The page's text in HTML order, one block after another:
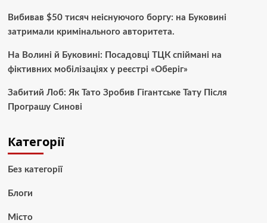
Вибивав $50 тисяч неіснуючого боргу: на Буковині
затримали кримінального авторитета.
На Волині й Буковині: Посадовці ТЦК спіймані на
фіктивних мобілізаціях у реєстрі «Оберіг»
Забитий Лоб: Як Тато Зробив Гігантське Тату Після
Програшу Синові
Категорії
Без категорії
Блоги
Місто